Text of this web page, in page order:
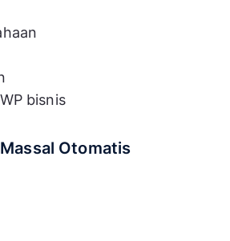
bisnis
Otomatis